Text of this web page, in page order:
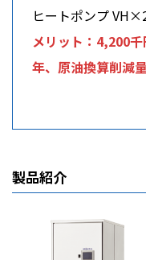
ヒートポンプ
メリット：4,200
年、原油換算削減
製品紹介